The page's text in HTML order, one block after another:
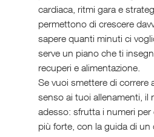
cardiaca, ritmi gara e
permettono di crescere
sapere quanti minuti ci
serve un piano che ti
recuperi e alimentazione.
Se vuoi smettere di correre
senso ai tuoi allenamenti, il
adesso: sfrutta i numeri per
più forte, con la guida di un